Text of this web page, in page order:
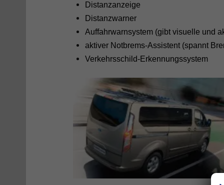
Distanzanzeige
Distanzwarner
Auffahrwarnsystem (gibt visuelle und
aktiver Notbrems-Assistent (spannt
Verkehrsschild-Erkennungssystem